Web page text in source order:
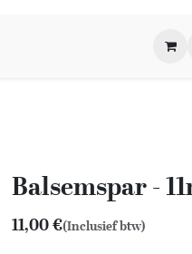
Balsemspar -
11,00€(Inclusief btw)